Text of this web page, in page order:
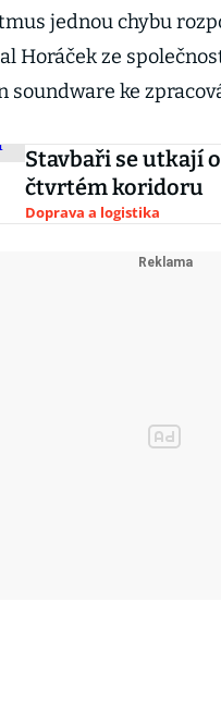
jednou chybu
Horáček ze
soundware ke
Stavbaři se utkají
čtvrtém koridoru
Doprava a logistika